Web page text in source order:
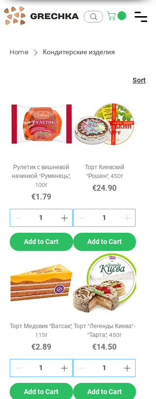
Home Кондитерские изделия
Sort
Рулетик с вишневой
начинкой "Румянець",
100г
Price
€1.79
Add to Cart
Торт Киевский
"Рошен", 450г
Price
€24.90
Add to Cart
Торт Медовик "Ватсак",
115г
Price
€2.89
Add to Cart
Торт "Легенды Киева"-
"Тарта", 450г
Price
€14.50
Add to Cart